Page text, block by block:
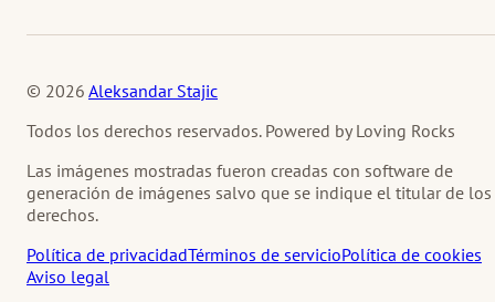
© 2026 Aleksandar Stajic
Todos los derechos reservados. Powered by Loving Rocks
Las imágenes mostradas fueron creadas con software de
generación de imágenes salvo que se indique el titular de los
derechos.
Política de privacidadTérminos de servicioPolítica de cookies
Aviso legal